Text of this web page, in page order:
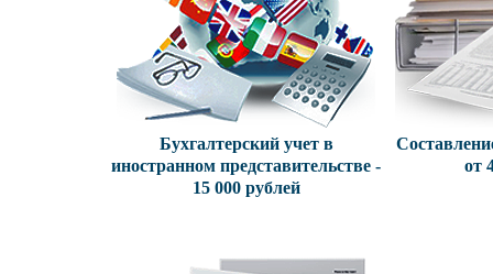
Бухгалтерский учет в
иностранном представительстве -
15 000 рублей
от